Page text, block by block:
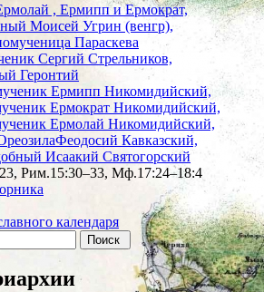
, Ермипп и Ермократ,
Моисей Угрин (венгр),
Параскева
Сергий Стрельников,
Геронтий
Ермипп Никомидийский,
Ермократ Никомидийский,
Ермолай Никомидийский,
Феодосий Кавказский,
Исаакий Святогорский
Рим.15:30–33, Мф.17:24–18:4
календаря